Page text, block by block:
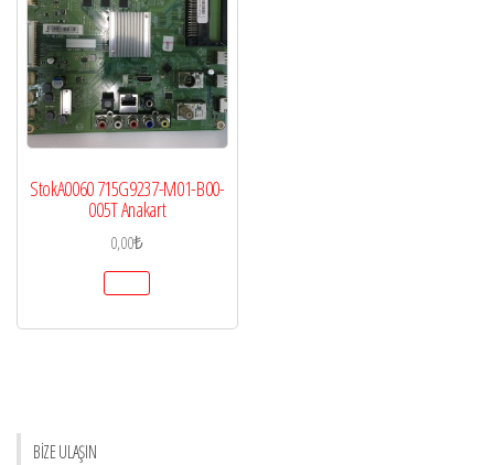
StokA0060 715G9237-M01-B00-
005T Anakart
0,00₺
BİZE ULAŞIN